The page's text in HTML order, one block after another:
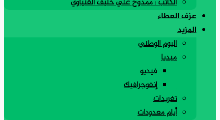
الكاتب : ممدوح علي خليف القنياوي
عزف العطاء
المزيد
اليوم الوطني
ميديا
فيديو
إنفوجرافيك
تغريدات
أيام معدودات